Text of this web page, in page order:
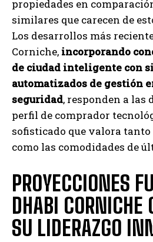
propiedades en
similares que carecen de
Los desarrollos más
Corniche, incorporando
de ciudad inteligente con
automatizados de gestión
seguridad, responden a las
perfil de comprador
sofisticado que valora
como las comodidades de
PROYECCIONES
DHABI CORNICHE
SU LIDERAZGO